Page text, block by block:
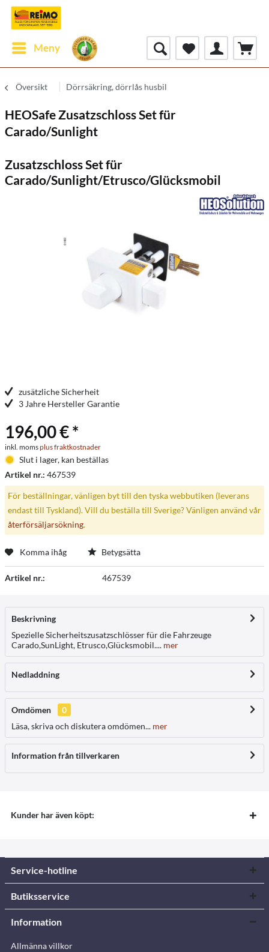
Meny
Översikt Dörrsäkring, dörrlås husbil
HEOSafe Zusatzschloss Set für
Carado/Sunlight
Zusatzschloss Set für
Carado/Sunlight/Etrusco/Glücksmobil
zusätzliche Sicherheit
3 Jahre Hersteller Garantie
196,00 € *
inkl. momsplus fraktkostnader
Slut i lager, kan beställas
Artikel nr.: 467539
För beställningar, vänligen byt till den tyska webbutiken (leverans
endast till Tyskland). Vill du beställa till Sverige? Vänligen använd vår
återförsäljarsökning.
Komma ihåg Betygsätta
Artikel nr.: 467539
Beskrivning
Spezielle Sicherheitszusatzschlösser für die Fahrzeuge
Carado,SunLight, Etrusco,Glücksmobil.... mer
Nedladdning
Omdömen
0
Läsa, skriva och diskutera omdömen... mer
Information från tillverkaren
Kunder har även köpt:
Service-hotline
Butiksservice
Information
Allmänna villkor